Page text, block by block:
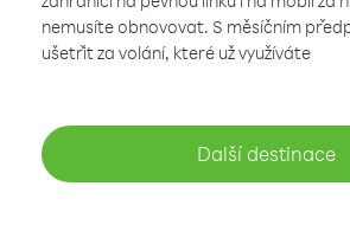
nemusíte obnovovat. S měsíčním
ušetřit za volání, které už využíváte
Další destinace